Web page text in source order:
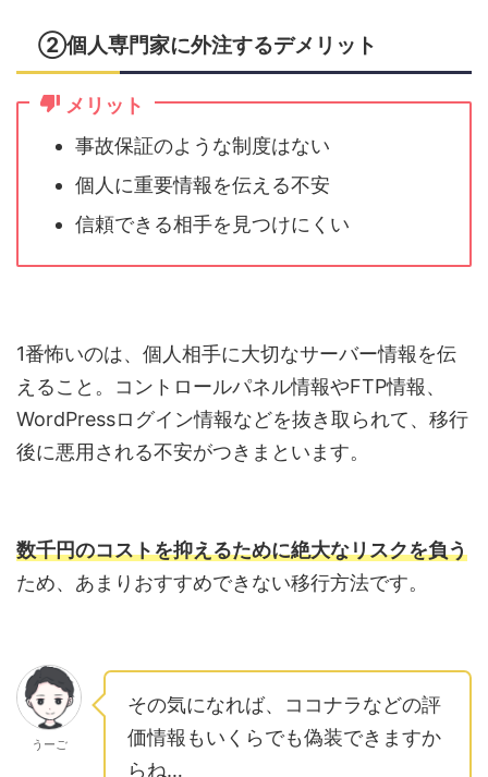
②個人専門家に外注するデメリット
メリット
事故保証のような制度はない
個人に重要情報を伝える不安
信頼できる相手を見つけにくい
1番怖いのは、個人相手に大切なサーバー情報を伝
えること。コントロールパネル情報やFTP情報、
WordPressログイン情報などを抜き取られて、移行
後に悪用される不安がつきまといます。
数千円のコストを抑えるために絶大なリスクを負う
ため、あまりおすすめできない移行方法です。
うーご
その気になれば、ココナラなどの評
価情報もいくらでも偽装できますか
らね…